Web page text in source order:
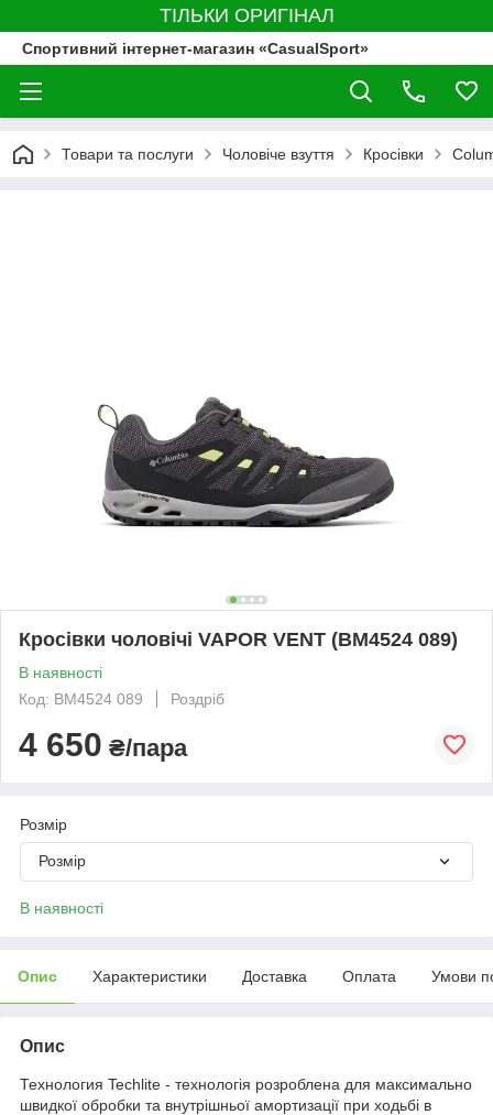
ТІЛЬКИ ОРИГІНАЛ
Спортивний інтернет-магазин «CasualSport»
Товари та послуги Чоловіче взуття Кросівки
Кросівки чоловічі VAPOR VENT (BM4524 089)
В наявності
Код: BM4524 089
Роздріб
4 650 ₴/пара
Розмір
Розмір
В наявності
Опис Характеристики Доставка Оплата Умови
Опис
Технология Techlite - технологія розроблена для максимально
швидкої обробки та внутрішньої амортизації при ходьбі в